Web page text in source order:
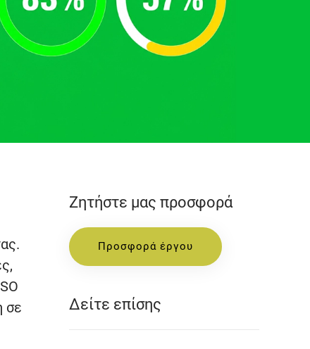
σε
Ζητήστε μας προσφορά
Προσφορά έργου
Δείτε επίσης